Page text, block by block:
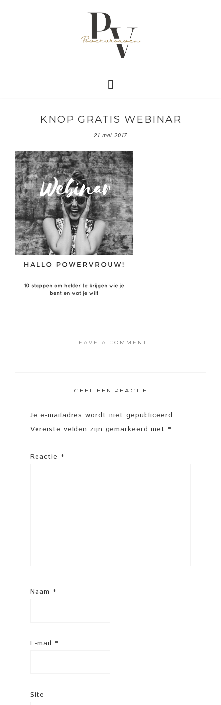
KNOP GRATIS WEBINAR
21 mei 2017
·
LEAVE A COMMENT
GEEF EEN REACTIE
Je e-mailadres wordt niet gepubliceerd.
Vereiste velden zijn gemarkeerd met *
Reactie *
Naam *
E-mail *
Site